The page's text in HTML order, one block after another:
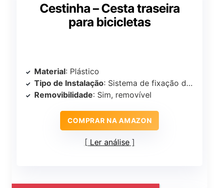
Cestinha – Cesta traseira
para bicicletas
Material: Plástico
Tipo de Instalação: Sistema de fixação de liberação rápida
Removibilidade: Sim, removível
COMPRAR NA AMAZON
Ler análise